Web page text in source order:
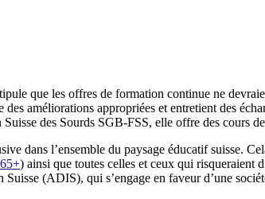
que les offres de formation continue ne
améliorations appropriées et entretient des
des Sourds SGB-FSS, elle offre des cours
dans l’ensemble du paysage éducatif suisse.
) ainsi que toutes celles et ceux qui risqueraient
(ADIS), qui s’engage en faveur d’une